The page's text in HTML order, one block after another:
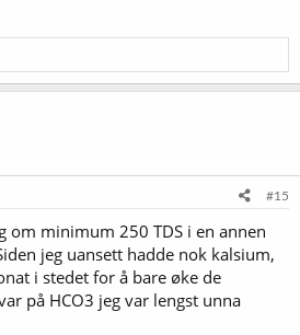
#15
om minimum 250 TDS i en annen
jeg uansett hadde nok kalsium,
i stedet for å bare øke de
på HCO3 jeg var lengst unna